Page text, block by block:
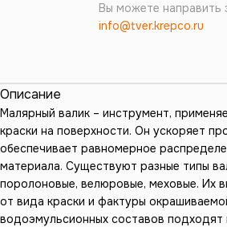
Вы можете направить
info@tver.krepco.ru
Описание
Малярный валик – инструмент,
краски на поверхности. Он ускоряет
обеспечивает равномерное
материала. Существуют разные типы
поролоновые, велюровые, меховые. Их
от вида краски и фактуры
водоэмульсионных составов